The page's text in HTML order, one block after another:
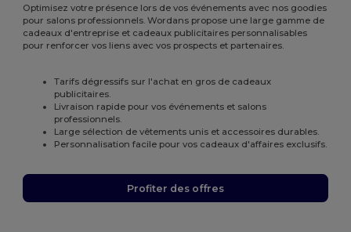
Optimisez votre présence lors de vos événements avec nos goodies
pour salons professionnels. Wordans propose une large gamme de
cadeaux d'entreprise et cadeaux publicitaires personnalisables
pour renforcer vos liens avec vos prospects et partenaires.
Tarifs dégressifs sur l'achat en gros de cadeaux
publicitaires.
Livraison rapide pour vos événements et salons
professionnels.
Large sélection de vêtements unis et accessoires durables.
Personnalisation facile pour vos cadeaux d'affaires exclusifs.
Profiter des offres